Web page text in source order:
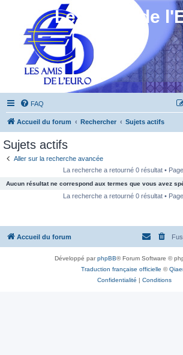
Les Amis de
FAQ
Accueil du forum Rechercher Sujets actifs
Sujets actifs
Aller sur la recherche avancée
La recherche a retourné 0 résultat • Page
Aucun résultat ne correspond aux termes que vous avez
La recherche a retourné 0 résultat • Page
Accueil du forum
Développé parphpBB® Forum Software ©
Traduction française officielle ©
Confidentialité | Conditions